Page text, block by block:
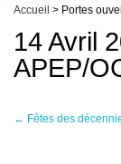
Accueil > Portes
14 Avril
APEP/
← Fêtes des